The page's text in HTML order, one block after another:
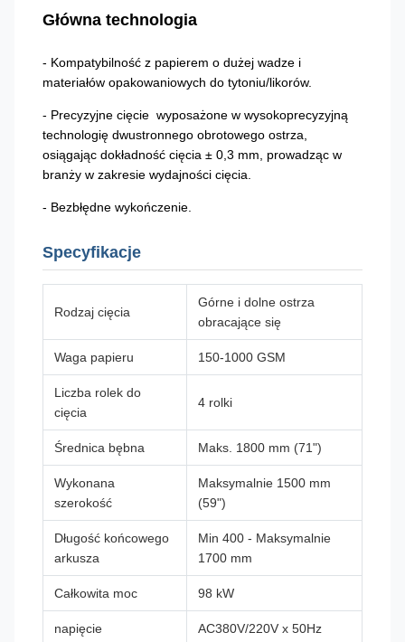
Główna technologia
- Kompatybilność z papierem o dużej wadze i
materiałów opakowaniowych do tytoniu/likorów.
- Precyzyjne cięcie ­ wyposażone w wysokoprecyzyjną
technologię dwustronnego obrotowego ostrza,
osiągając dokładność cięcia ± 0,3 mm, prowadząc w
branży w zakresie wydajności cięcia.
- Bezbłędne wykończenie.
Specyfikacje
Rodzaj cięcia
Górne i dolne ostrza
obracające się
Waga papieru 150-1000 GSM
Liczba rolek do
cięcia
4 rolki
Średnica bębna Maks. 1800 mm (71")
Wykonana
szerokość
Maksymalnie 1500 mm
(59")
Długość końcowego
arkusza
Min 400 - Maksymalnie
1700 mm
Całkowita moc 98 kW
napięcie AC380V/220V x 50Hz